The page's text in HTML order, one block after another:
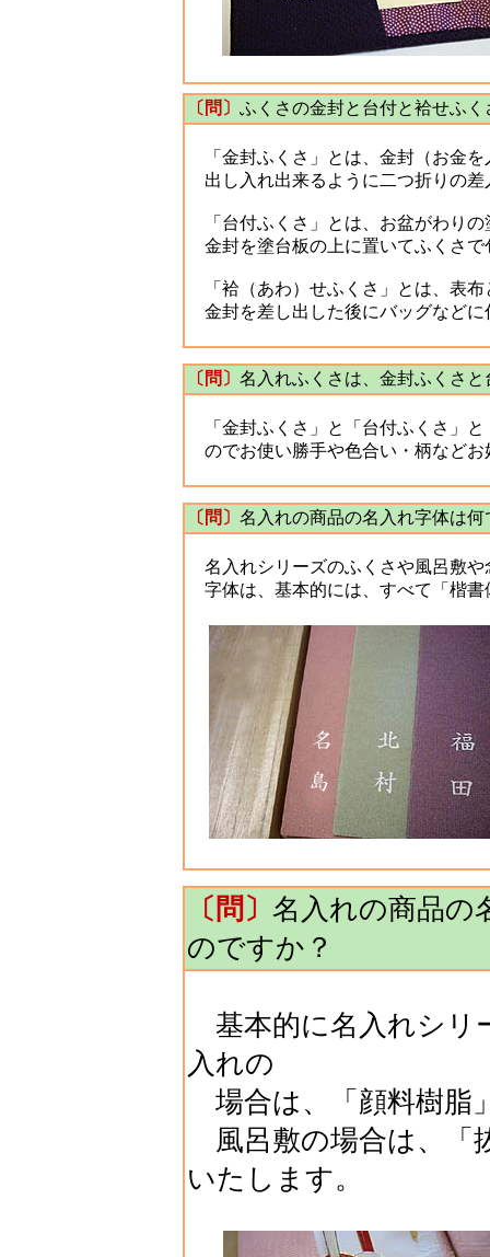
〔問〕 ふくさの金封と台付と袷せふ
「金封ふくさ」とは、金封（お金を
出し入れ出来るように二つ折りの差
「台付ふくさ」とは、お盆がわりの
金封を塗台板の上に置いてふくさで
「袷（あわ）せふくさ」とは、表布
金封を差し出した後にバッグなどに
〔問〕 名入れふくさは、金封ふくさ
「金封ふくさ」と「台付ふくさ」と
のでお使い勝手や色合い・柄などお
〔問〕 名入れの商品の名入れ字体は何
名入れシリーズのふくさや風呂敷や
字体は、基本的には、すべて「楷書
〔問〕 名入れの商品の
のですか？
基本的に名入れシリ
入れの
場合は、「顔料樹脂
風呂敷の場合は、「
いたします。